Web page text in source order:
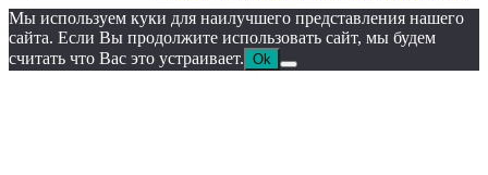
Мы используем куки для наилучшего представления нашего
сайта. Если Вы продолжите использовать сайт, мы будем
считать что Вас это устраивает. Ok